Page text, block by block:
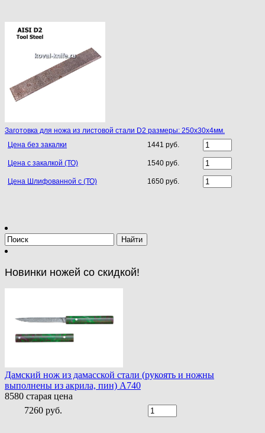
Заготовка для ножа из листовой стали D2 размеры: 250х30х4мм.
Цена без закалки
1441 руб.
Цена с закалкой (ТО) 1540 руб.
Цена Шлифованной с (ТО) 1650 руб.
Новинки ножей со скидкой!
Дамский нож из дамасской стали (рукоять и ножны
выполнены из акрила, пин) A740
8580 старая цена
7260 руб.